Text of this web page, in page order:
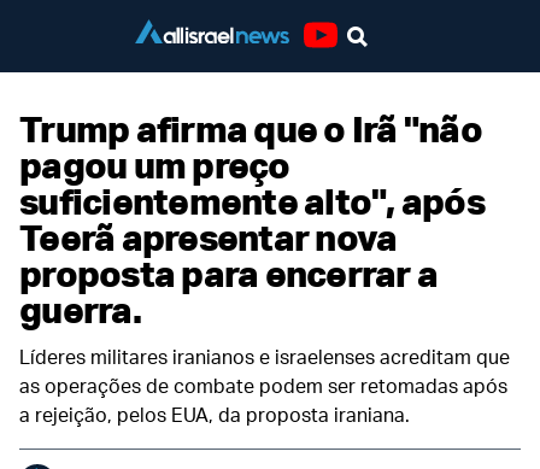
Trump afirma que o Irã "não
pagou um preço
suficientemente alto", após
Teerã apresentar nova
proposta para encerrar a
guerra.
Líderes militares iranianos e israelenses acreditam que
as operações de combate podem ser retomadas após
a rejeição, pelos EUA, da proposta iraniana.